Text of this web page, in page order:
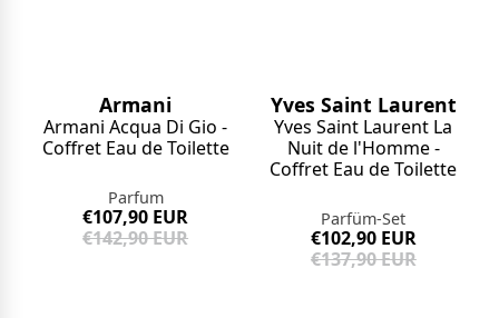
Armani
Armani Acqua Di Gio -
Coffret Eau de Toilette
Parfum
€107,90 EUR
€142,90 EUR
Yves Saint Laurent
Yves Saint Laurent La
Nuit de l'Homme -
Coffret Eau de Toilette
Parfüm-Set
€102,90 EUR
€137,90 EUR